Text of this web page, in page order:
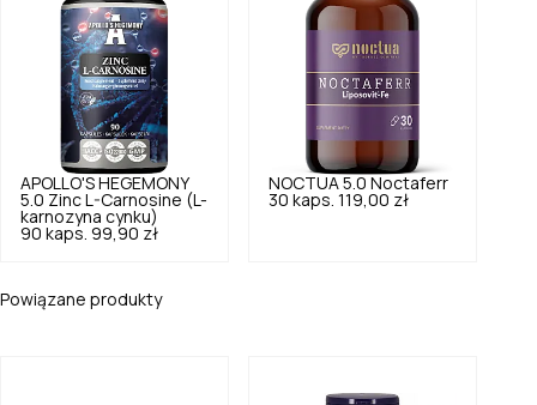
APOLLO'S HEGEMONY
5.0 Zinc L-Carnosine (L-
karnozyna cynku)
90 kaps. 99,90 zł
NOCTUA 5.0 Noctaferr
30 kaps. 119,00 zł
Powiązane produkty